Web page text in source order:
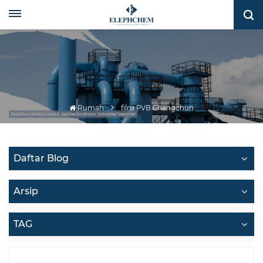
Rumah film PVB Changchun
Daftar Blog
Arsip
TAG